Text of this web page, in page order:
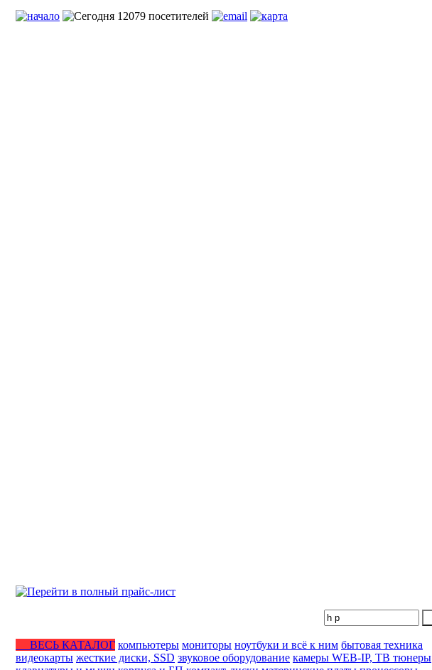
ВЕСЬ КАТАЛОГ компьютеры мониторы ноутбуки и всё к ним бытовая техника
видеокарты жесткие диски, SSD звуковое оборудование камеры WEB-IP, ТВ тюнеры